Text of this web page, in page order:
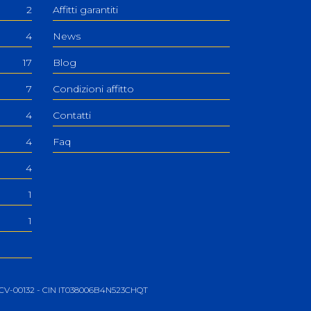
2
4
17
7
4
4
4
1
1
Affitti garantiti
News
Blog
Condizioni affitto
Contatti
Faq
00132 - CIN IT038006B4N523CHQT